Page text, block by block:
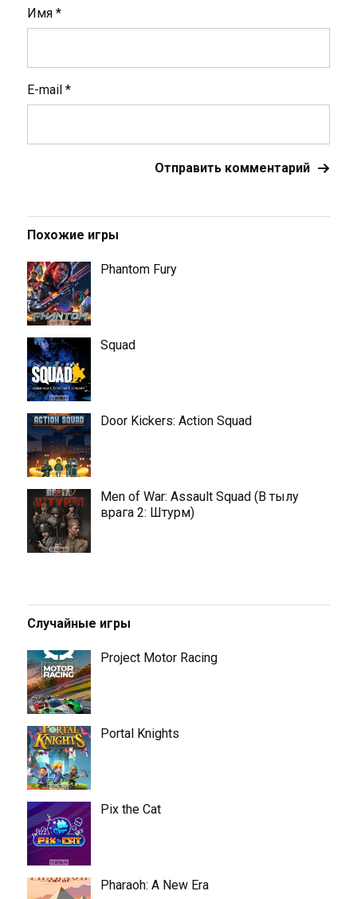
Имя *
E-mail *
Похожие игры
Phantom Fury
Squad
Door Kickers: Action Squad
Men of War: Assault Squad (В тылу
врага 2: Штурм)
Случайные игры
Project Motor Racing
Portal Knights
Pix the Cat
Pharaoh: A New Era